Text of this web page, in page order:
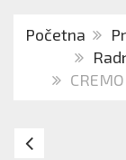
Početna
TEKTON